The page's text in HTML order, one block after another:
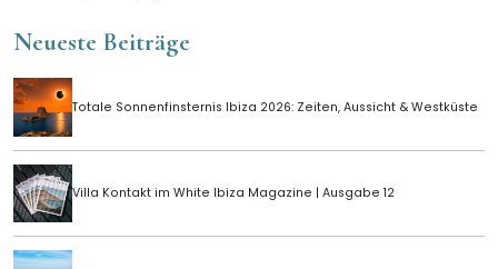
Neueste Beiträge
Totale Sonnenfinsternis Ibiza 2026: Zeiten, Aussicht & Westküste
Villa Kontakt im White Ibiza Magazine | Ausgabe 12